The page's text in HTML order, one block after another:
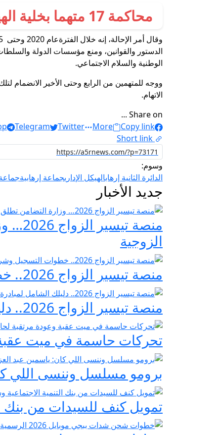
محاكمة 17 متهما بخلية الهيكل الإداري
الدستور والقوانين، ومنع مؤسسات الدولة
الوطنية والسلام الاجتماعي.
ووجه للمتهمين من الرابع وحتى الأخير الانضمام
الاتهام.
Share on ...
Telegram Twitter More
Copy link
Short link
وسوم:
الدائرة الثانية إرهابالهيكل الإداريجماعة إرهابيةجماعة
جديد الأخبار
الزوجية
منصة تيسير الزواج 2026.. خطوات التسجيل وشروط مبادرة فرحة مصر
منصة تيسير الزواج 2026.. دليلك الشامل لمبادرة «فرحة مصر» لدعم تجهيز العرائس
تحركات حاسمة في ميت
برومو مسلسل وننسى اللي
تمويل كنف للسيدات من بنك